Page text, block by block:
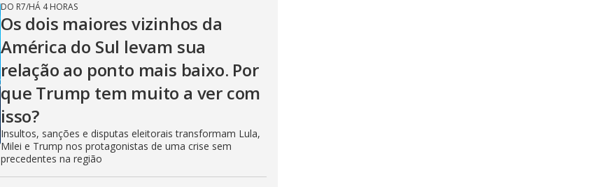
DO R7/HÁ 4 HORAS
Os dois maiores vizinhos da
América do Sul levam sua
relação ao ponto mais baixo. Por
que Trump tem muito a ver com
isso?
Insultos, sanções e disputas eleitorais transformam Lula,
Milei e Trump nos protagonistas de uma crise sem
precedentes na região